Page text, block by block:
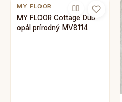
MY FLOOR
MY FLOOR Cottage Dub
opál prírodný MV8114